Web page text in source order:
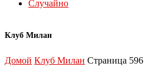
Случайно
Клуб Милан
Домой Клуб Милан Страница 596